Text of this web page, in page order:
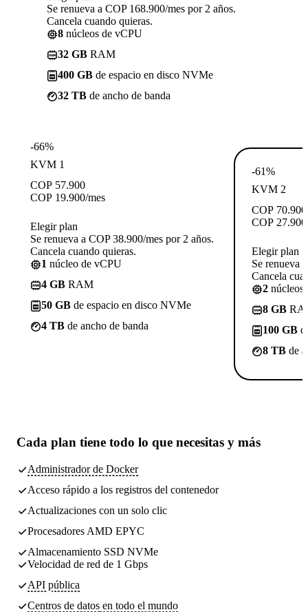
Se renueva a COP 168.900/mes por 2 años.
Cancela cuando quieras.
8 núcleos de vCPU
32 GB RAM
400 GB de espacio en disco NVMe
32 TB de ancho de banda
-66%
KVM 1
COP 57.900
COP 19.900/mes
Elegir plan
Se renueva a COP 38.900/mes por 2 años.
Cancela cuando quieras.
1 núcleo de vCPU
4 GB RAM
50 GB de espacio en disco NVMe
4 TB de ancho de banda
-61%
KVM 2
COP 70.900
COP 27.900
Elegir plan
Se renueva
Cancela
2 núcleos
8 GB
100 GB
8 TB de
Cada plan tiene todo lo que necesitas y más
Administrador de Docker
Acceso rápido a los registros del contenedor
Actualizaciones con un solo clic
Procesadores AMD EPYC
Almacenamiento SSD NVMe
Velocidad de red de 1 Gbps
API pública
Centros de datos en todo el mundo